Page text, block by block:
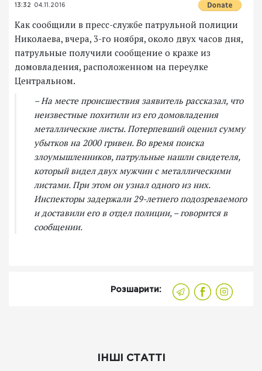
13:32 04.11.2016
Как сообщили в пресс-службе патрульной полиции
Николаева, вчера, 3-го ноября, около двух часов дня,
патрульные получили сообщение о краже из
домовладения, расположенном на переулке
Центральном.
– На месте происшествия заявитель рассказал, что
неизвестные похитили из его домовладения
металлические листы. Потерпевший оценил сумму
убытков на 2000 гривен. Во время поиска
злоумышленников, патрульные нашли свидетеля,
который видел двух мужчин с металлическими
листами. При этом он узнал одного из них.
Инспекторы задержали 29-летнего подозреваемого
и доставили его в отдел полиции, – говорится в
сообщении.
Розшарити:
ІНШІ СТАТТІ